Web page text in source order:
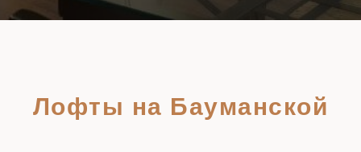
Лофты на Бауманской